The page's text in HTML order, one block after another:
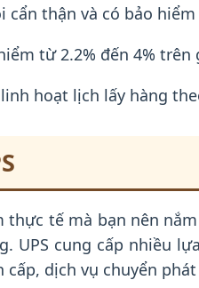
cẩn thận và có bảo
từ 2.2% đến 4%
hoạt lịch lấy hàng
tế mà bạn nên
UPS cung cấp nhiều
dịch vụ chuyển